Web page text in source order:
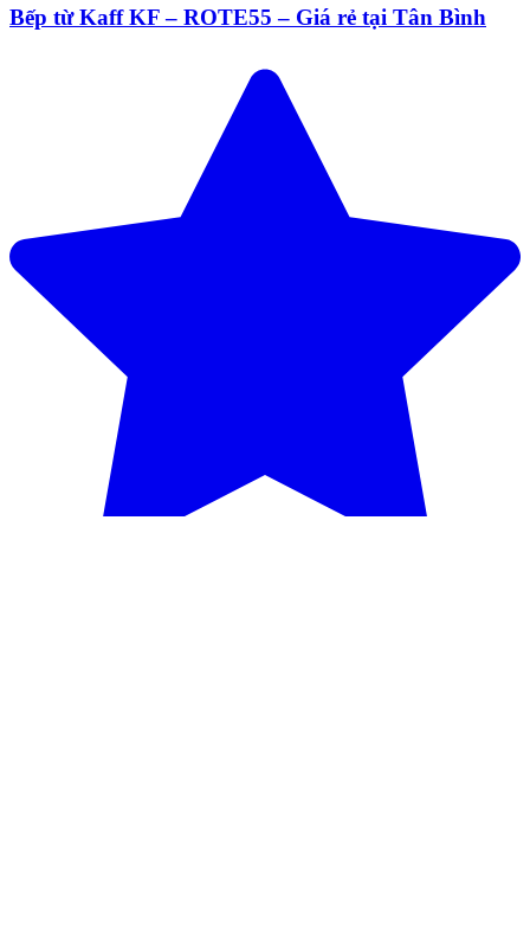
Bếp từ Kaff KF – ROTE55 – Giá rẻ tại Tân Bình